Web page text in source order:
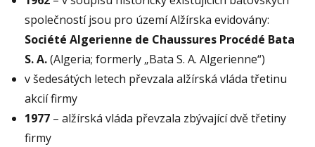
společností jsou pro území Alžírska evidovány:
Société Algerienne de Chaussures Procédé Bata
S. A.(Algeria; formerly „Bata S. A. Algerienne“)
v šedesátých letech převzala alžírská vláda třetinu
akcií firmy
1977 – alžírská vláda převzala zbývající dvě třetiny
firmy